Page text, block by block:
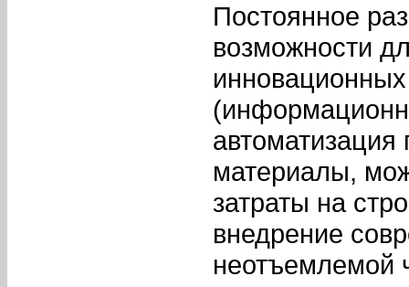
Постоянное
возможности
инновационных
материалы,
затраты на
внедрение
неотъемлемой